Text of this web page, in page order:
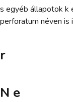
s egyéb állapotok k
perforatum néven is
r
N e